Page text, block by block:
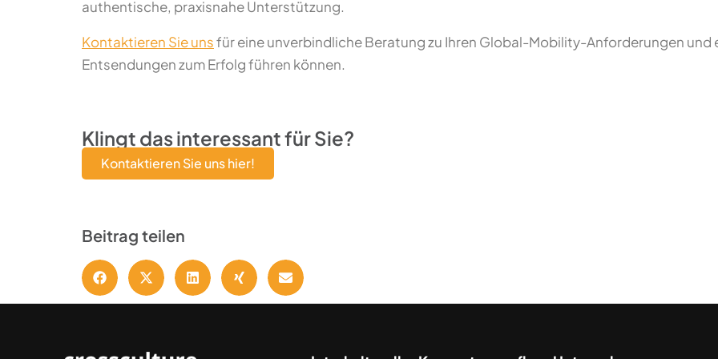
authentische, praxisnahe Unterstützung.
Kontaktieren Sie unsfür eine unverbindliche Beratung zu Ihren Global-Mobility-Anforderungen und
Entsendungen zum Erfolg führen können.
Klingt das interessant für Sie?
Kontaktieren Sie uns hier!
Beitrag teilen